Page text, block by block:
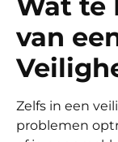
van
Zelfs in een
problemen